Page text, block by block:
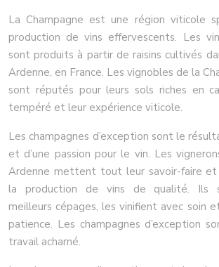
La Champagne est une région viticole
production de vins effervescents. Les
sont produits à partir de raisins cultivés
Ardenne, en France. Les vignobles de la
sont réputés pour leurs sols riches en
tempéré et leur expérience viticole.
Les champagnes d’exception sont le
et d’une passion pour le vin. Les
Ardenne mettent tout leur savoir-faire et
la production de vins de qualité. Ils
meilleurs cépages, les vinifient avec soin
patience. Les champagnes d’exception
travail acharné.